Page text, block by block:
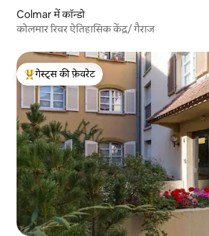
Colmar में कॉन्डो
कोलमार रिवर ऐतिहासिक केंद्र/ गैराज
गेस्ट्स का टॉप फ़ेवरेट
गेस्ट्स की फ़ेवरेट